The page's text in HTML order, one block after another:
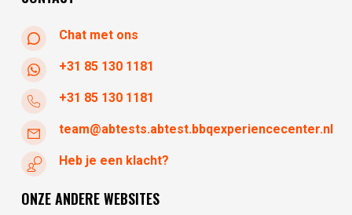
Chat met ons
+31 85 130 1181
+31 85 130 1181
team@abtests.abtest.bbqexperiencecenter.nl
Heb je een klacht?
ONZE ANDERE WEBSITES